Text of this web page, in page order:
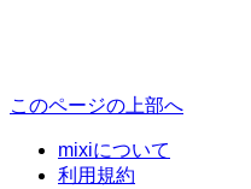
このページの上部へ
mixiについて
利用規約